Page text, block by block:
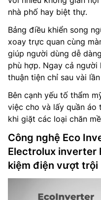
nhà phố hay biệt thự.
Bảng điều khiển song
xoay trực quan cùng
giúp người dùng dễ
phù hợp. Ngay cả
thuận tiện chỉ sau vài
Bên cạnh yếu tố thẩm
việc cho và lấy quần áo
khi giặt các loại chăn
Công nghệ Eco
Electrolux inverter
kiệm điện vượt trội